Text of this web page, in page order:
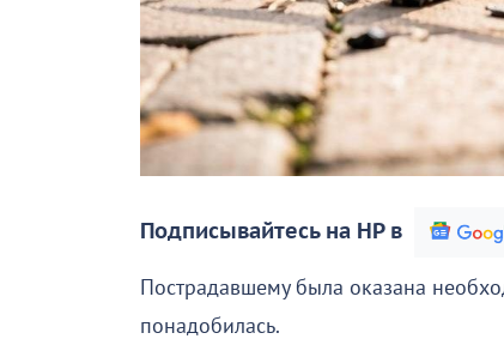
Подписывайтесь на НР в
Пострадавшему была оказана
понадобилась.